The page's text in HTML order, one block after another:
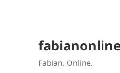
Fabian. Online.